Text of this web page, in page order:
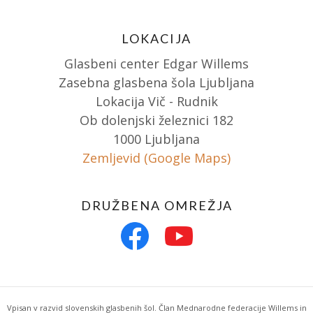
LOKACIJA
Glasbeni center Edgar Willems
Zasebna glasbena šola Ljubljana
Lokacija Vič - Rudnik
Ob dolenjski železnici 182
1000 Ljubljana
Zemljevid (Google Maps)
DRUŽBENA OMREŽJA
Vpisan v razvid slovenskih glasbenih šol. Član Mednarodne federacije Willems in